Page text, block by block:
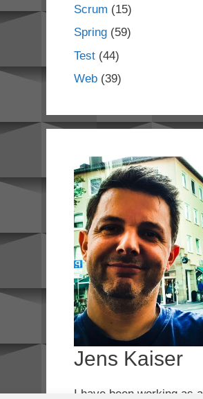
Scrum (15)
Spring (59)
Test (44)
Web (39)
Jens Kaiser
I have been working as a